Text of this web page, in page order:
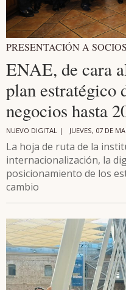
PRESENTACIÓN A SOCIOS
ENAE, de cara
plan estratégico
negocios hasta
NUEVO DIGITAL | JUEVES, 07 DE
La hoja de ruta de la
internacionalización, la
posicionamiento de los
cambio